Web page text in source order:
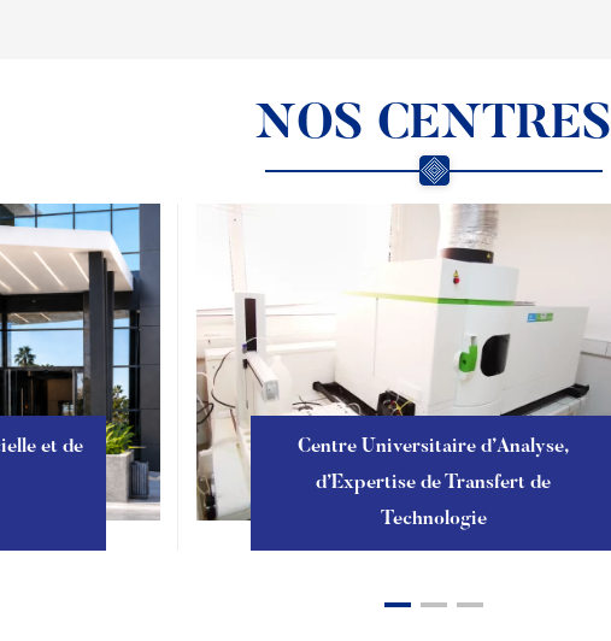
NOS CENTRES
et de
Centre Universitaire d’Analyse,
d’Expertise de Transfert de
Technologie
En savoir plus